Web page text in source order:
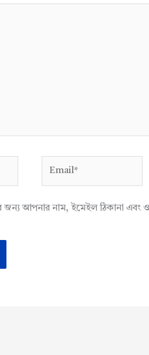
জন্য আপনার নাম, ইমেইল ঠিকানা এবং